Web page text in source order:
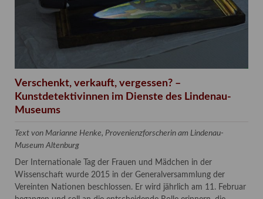
Verschenkt, verkauft, vergessen? –
Kunstdetektivinnen im Dienste des Lindenau-
Museums
Text von Marianne Henke, Provenienzforscherin am Lindenau-
Museum Altenburg
Der Internationale Tag der Frauen und Mädchen in der
Wissenschaft wurde 2015 in der Generalversammlung der
Vereinten Nationen beschlossen. Er wird jährlich am 11. Februar